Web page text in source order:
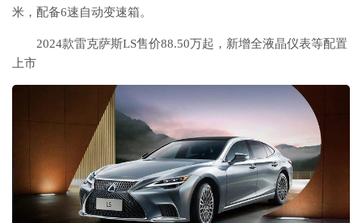
米，配备6速自动变速箱。
2024款雷克萨斯LS售价88.50万起，新增全液晶仪表等配置
上市